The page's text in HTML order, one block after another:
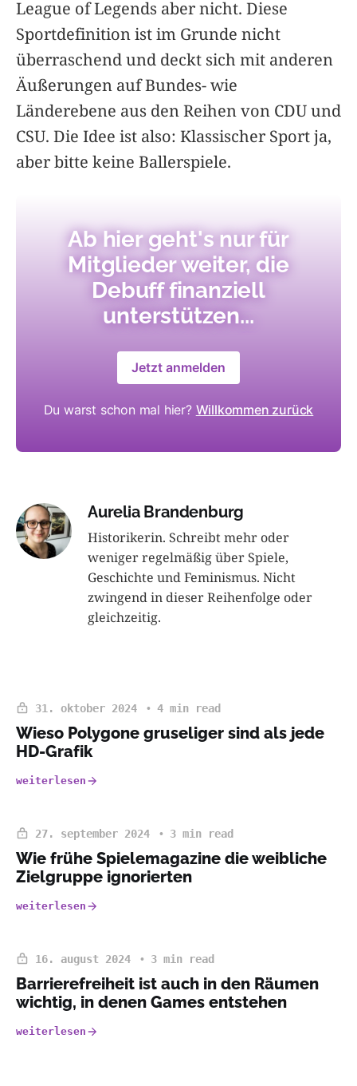
League of Legends aber nicht. Diese
Sportdefinition ist im Grunde nicht
überraschend und deckt sich mit anderen
Äußerungen auf Bundes- wie
Länderebene aus den Reihen von CDU und
CSU. Die Idee ist also: Klassischer Sport ja,
aber bitte keine Ballerspiele.
Ab hier geht's nur für
Mitglieder weiter, die
Debuff finanziell
unterstützen...
Jetzt anmelden
Du warst schon mal hier? Willkommen zurück
Aurelia Brandenburg
Historikerin. Schreibt mehr oder
weniger regelmäßig über Spiele,
Geschichte und Feminismus. Nicht
zwingend in dieser Reihenfolge oder
gleichzeitig.
31. oktober 2024 4 min read
Wieso Polygone gruseliger sind als jede
HD-Grafik
weiterlesen
27. september 2024 3 min read
Wie frühe Spielemagazine die weibliche
Zielgruppe ignorierten
weiterlesen
16. august 2024 3 min read
Barrierefreiheit ist auch in den Räumen
wichtig, in denen Games entstehen
weiterlesen